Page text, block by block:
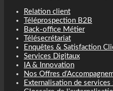
Relation client
Téléprospection B2B
Back-office Métier
Télésecrétariat
Enquêtes & Satisfaction
Services Digitaux
IA & Innovation
Nos Offres
Externalisation de